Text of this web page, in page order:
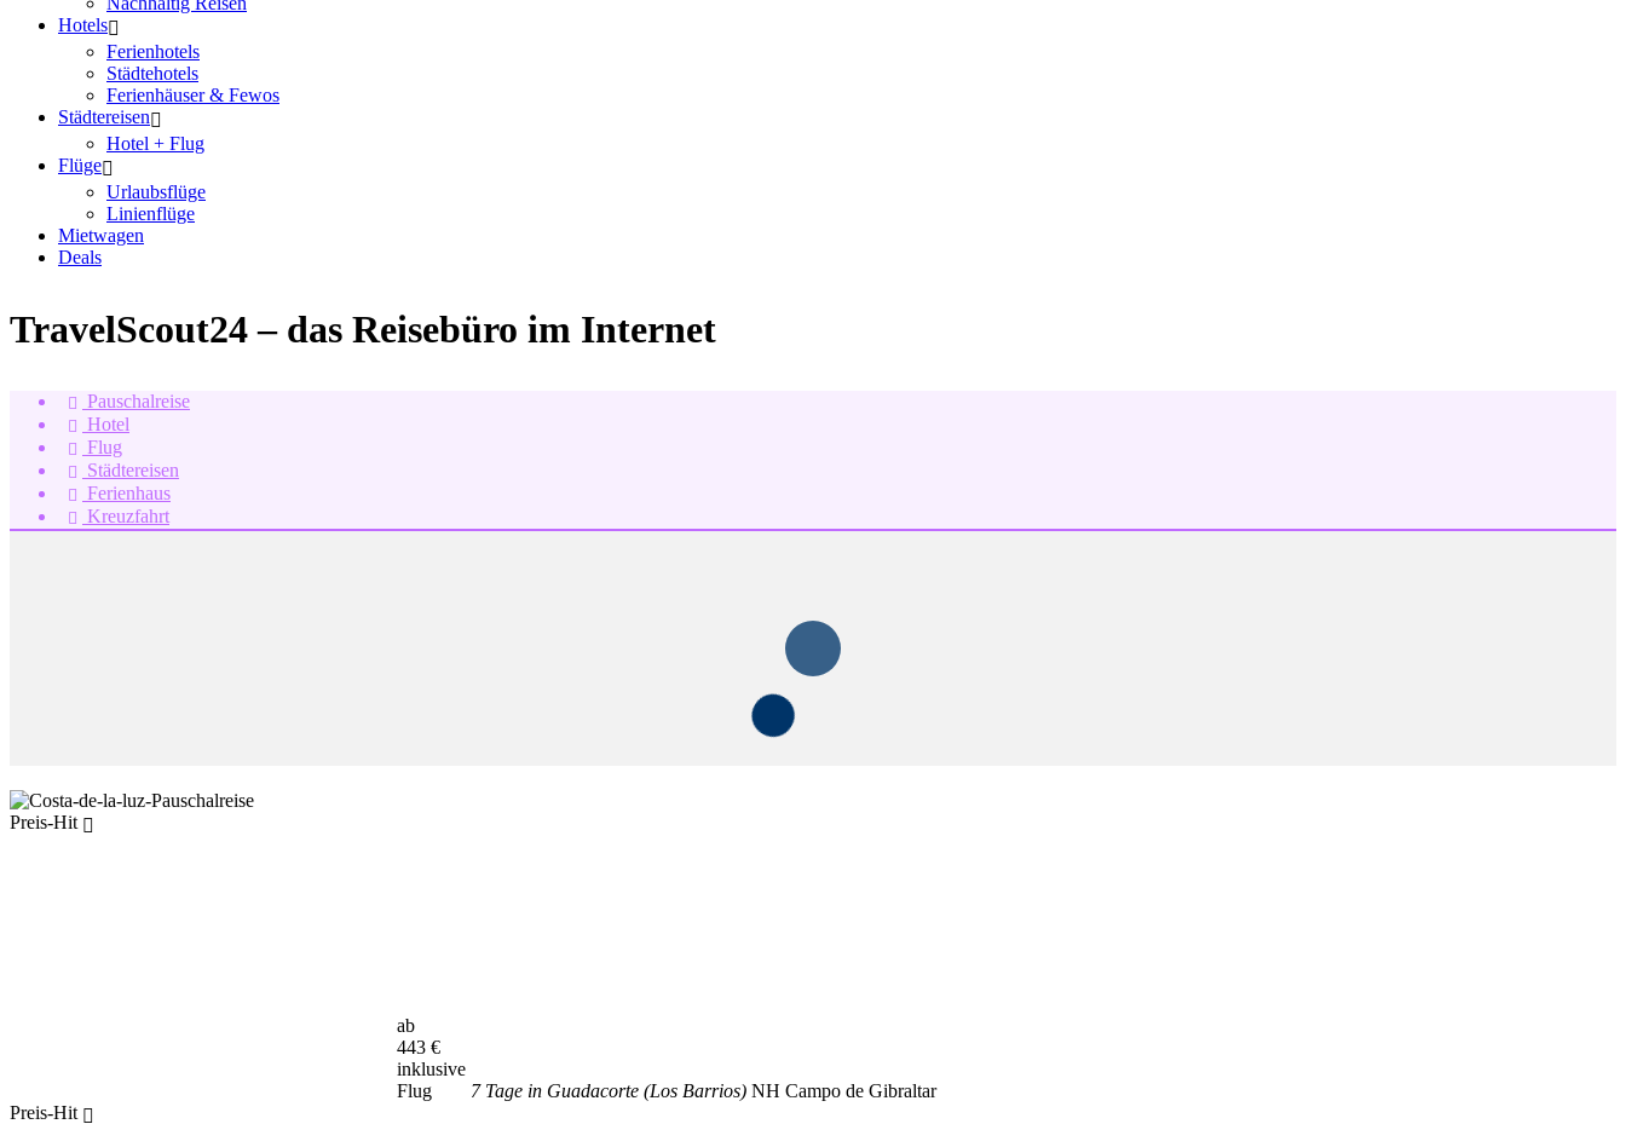
Hotels
Ferienhotels
Städtehotels
Ferienhäuser & Fewos
Städtereisen
Hotel + Flug
Flüge
Urlaubsflüge
Linienflüge
Mietwagen
Deals
TravelScout24 – das Reisebüro im Internet
Pauschalreise
Hotel
Flug
Städtereisen
Ferienhaus
Kreuzfahrt
Preis-Hit
ab
443 €
inklusive
Flug
7 Tage in Guadacorte (Los Barrios) NH Campo de Gibraltar
Preis-Hit